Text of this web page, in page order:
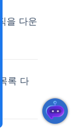
을 다운
록 다